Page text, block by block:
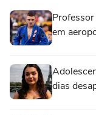
em
dias